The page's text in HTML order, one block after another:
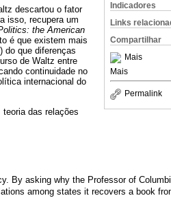
Indicadores
Links
Compartilhar
Mais
Mais
Permalink
descartou o fator
isso, recupera um
the American
é que existem mais
do que diferenças
de Waltz entre
continuidade no
internacional do
das relações
By asking why the Professor of
among states it recovers a book